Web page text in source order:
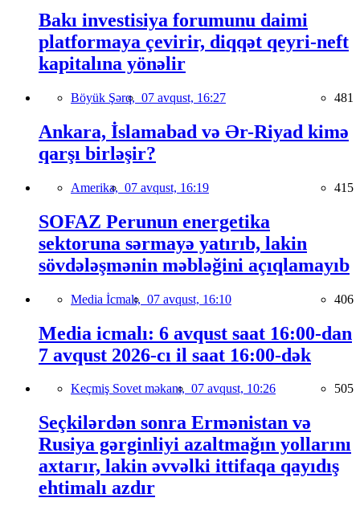
Bakı investisiya forumunu daimi
platformaya çevirir, diqqət qeyri-neft
kapitalına yönəlir
Böyük Şərq, 07 avqust, 16:27 481
Ankara, İslamabad və Ər-Riyad kimə
qarşı birləşir?
Amerika, 07 avqust, 16:19 415
SOFAZ Perunun energetika
sektoruna sərmayə yatırıb, lakin
sövdələşmənin məbləğini açıqlamayıb
Media İcmalı, 07 avqust, 16:10 406
Media icmalı: 6 avqust saat 16:00-dan
7 avqust 2026-cı il saat 16:00-dək
Keçmiş Sovet məkanı, 07 avqust, 10:26 505
Seçkilərdən sonra Ermənistan və
Rusiya gərginliyi azaltmağın yollarını
axtarır, lakin əvvəlki ittifaqa qayıdış
ehtimalı azdır